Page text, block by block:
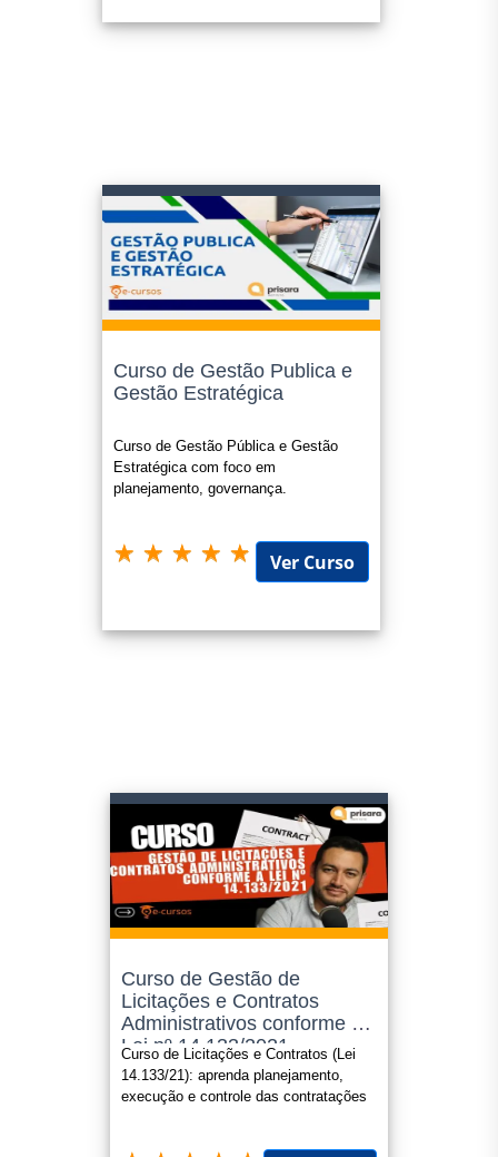
Confira sempre o edital ou legislação que o certificado será
Curso de Gestão Publica e
Gestão Estratégica
Curso de Gestão Pública e Gestão
Estratégica com foco em
planejamento, governança.
Ver Curso
Curso de Gestão de
Licitações e Contratos
Administrativos conforme a
Lei nº 14.133/2021
Curso de Licitações e Contratos (Lei
14.133/21): aprenda planejamento,
execução e controle das contratações